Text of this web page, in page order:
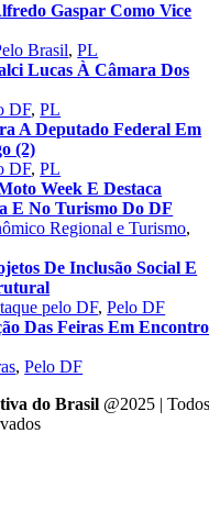
Gaspar Como Vice
Brasil,PL
Lucas À Câmara Dos
DF,PL
A Deputado Federal Em
(2)
DF,PL
Week E Destaca
E No Turismo Do DF
Regional e Turismo,
De Inclusão Social E
pelo DF,Pelo DF
Das Feiras Em Encontro
,Pelo DF
do Brasil @2025 | Todos